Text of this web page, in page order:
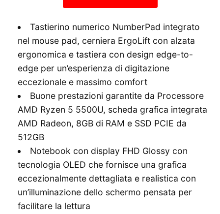
Tastierino numerico NumberPad integrato
nel mouse pad, cerniera ErgoLift con alzata
ergonomica e tastiera con design edge-to-
edge per un’esperienza di digitazione
eccezionale e massimo comfort
Buone prestazioni garantite da Processore
AMD Ryzen 5 5500U, scheda grafica integrata
AMD Radeon, 8GB di RAM e SSD PCIE da
512GB
Notebook con display FHD Glossy con
tecnologia OLED che fornisce una grafica
eccezionalmente dettagliata e realistica con
un’illuminazione dello schermo pensata per
facilitare la lettura